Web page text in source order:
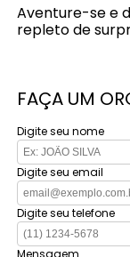
Aventure-se e
repleto de
FAÇA UM
Digite seu nome
Digite seu email
Digite seu telefone
Mensagem